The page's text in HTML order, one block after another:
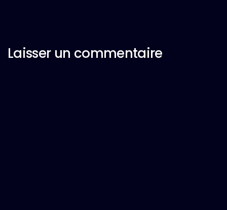
Laisser un commentaire